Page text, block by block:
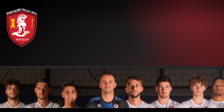
Panneau de gestion des cookies